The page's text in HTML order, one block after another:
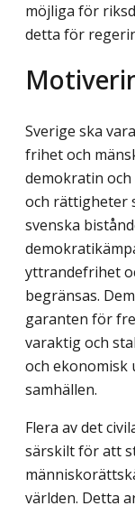
möjliga för
detta för
Sverige ska
frihet och
demokratin
och rättigheter
svenska
yttrandefrihet
begränsas.
garanten för
varaktig och
och ekonomisk
samhällen.
Flera av det
särskilt för att
världen. Detta